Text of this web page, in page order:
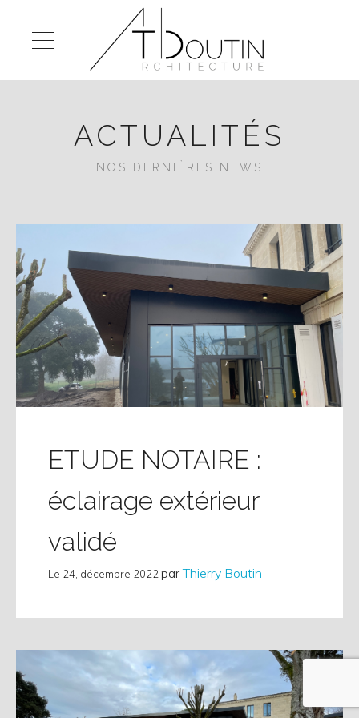
ACTUALITÉS
NOS DERNIÈRES NEWS
ETUDE NOTAIRE :
éclairage extérieur
validé
Le 24, décembre 2022parThierry Boutin